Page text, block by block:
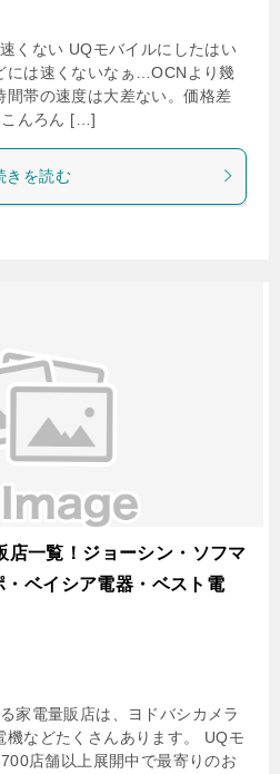
くない UQモバイルにしたはい
には速くないなぁ…OCNより幾
間帯の速度は大差ない。価格差
んろん […]
きを読む
店一覧！ジョーシン・ソフマ
ベイシア電器・ベスト電
家電量販店は、ヨドバシカメラ
機などたくさんあります。 UQモ
店舗以上展開中で最寄りのお